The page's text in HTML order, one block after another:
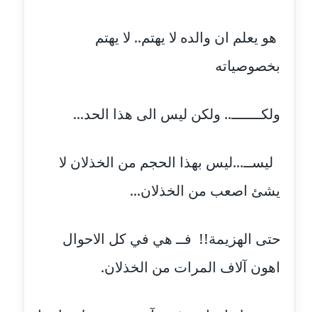
عاملة
مدونة حسن رجب
مدونة حسن غريب
متوفي
مدونة حسين العلي
عاملة
هو يعلم ان والده لا يهتم.. لا يهتم
بخصوصياته
ولكـــــــ.. ولكن ليس الى هذا الحد...
ليســ...ليس بهذا الحجم من الخذلان لا
يشئ اصعب من الخذلان...
حتى الهزيمة!! فــ هي في كل الاحوال
اهون آلاف المرات من الخذلان.